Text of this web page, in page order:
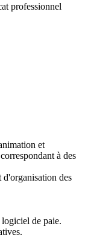
professionnel
et
à des
d'organisation des
logiciel de paie.